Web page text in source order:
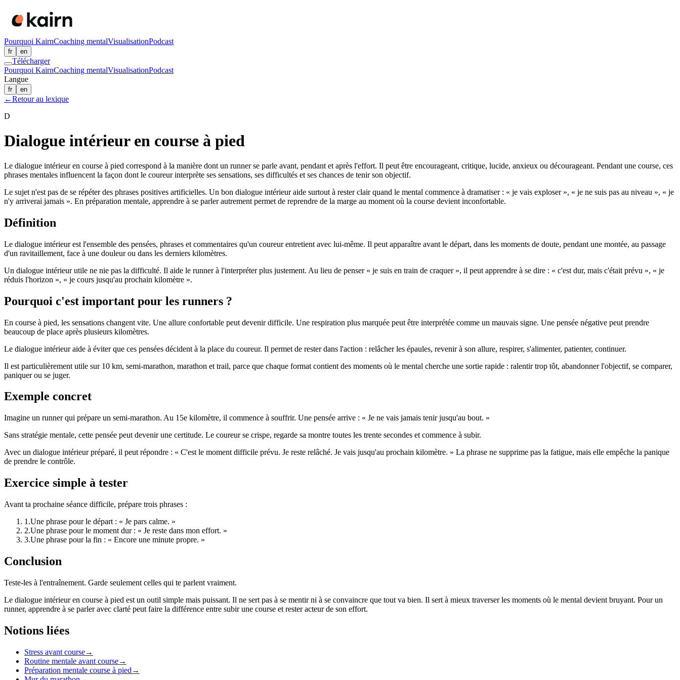
Pourquoi KairnCoaching mentalVisualisationPodcast
fr en
Télécharger
Pourquoi KairnCoaching mentalVisualisationPodcast
Langue
fr en
←Retour au lexique
D
Dialogue intérieur en course à pied
Le dialogue intérieur en course à pied correspond à la manière dont un runner se parle avant, pendant et après l'effort. Il peut être encourageant, critique, lucide, anxieux ou décourageant. Pendant une course, ces
phrases mentales influencent la façon dont le coureur interprète ses sensations, ses difficultés et ses chances de tenir son objectif.
Le sujet n'est pas de se répéter des phrases positives artificielles. Un bon dialogue intérieur aide surtout à rester clair quand le mental commence à dramatiser : « je vais exploser », « je ne suis pas au niveau », « je
n'y arriverai jamais ». En préparation mentale, apprendre à se parler autrement permet de reprendre de la marge au moment où la course devient inconfortable.
Définition
Le dialogue intérieur est l'ensemble des pensées, phrases et commentaires qu'un coureur entretient avec lui-même. Il peut apparaître avant le départ, dans les moments de doute, pendant une montée, au passage
d'un ravitaillement, face à une douleur ou dans les derniers kilomètres.
Un dialogue intérieur utile ne nie pas la difficulté. Il aide le runner à l'interpréter plus justement. Au lieu de penser « je suis en train de craquer », il peut apprendre à se dire : « c'est dur, mais c'était prévu », « je
réduis l'horizon », « je cours jusqu'au prochain kilomètre ».
Pourquoi c'est important pour les runners ?
En course à pied, les sensations changent vite. Une allure confortable peut devenir difficile. Une respiration plus marquée peut être interprétée comme un mauvais signe. Une pensée négative peut prendre
beaucoup de place après plusieurs kilomètres.
Le dialogue intérieur aide à éviter que ces pensées décident à la place du coureur. Il permet de rester dans l'action : relâcher les épaules, revenir à son allure, respirer, s'alimenter, patienter, continuer.
Il est particulièrement utile sur 10 km, semi-marathon, marathon et trail, parce que chaque format contient des moments où le mental cherche une sortie rapide : ralentir trop tôt, abandonner l'objectif, se comparer,
paniquer ou se juger.
Exemple concret
Imagine un runner qui prépare un semi-marathon. Au 15e kilomètre, il commence à souffrir. Une pensée arrive : « Je ne vais jamais tenir jusqu'au bout. »
Sans stratégie mentale, cette pensée peut devenir une certitude. Le coureur se crispe, regarde sa montre toutes les trente secondes et commence à subir.
Avec un dialogue intérieur préparé, il peut répondre : « C'est le moment difficile prévu. Je reste relâché. Je vais jusqu'au prochain kilomètre. » La phrase ne supprime pas la fatigue, mais elle empêche la panique
de prendre le contrôle.
Exercice simple à tester
Avant ta prochaine séance difficile, prépare trois phrases :
1 .Une phrase pour le départ : « Je pars calme. »
2.Une phrase pour le moment dur : « Je reste dans mon effort. »
3.Une phrase pour la fin : « Encore une minute propre. »
Conclusion
Teste-les à l'entraînement. Garde seulement celles qui te parlent vraiment.
Le dialogue intérieur en course à pied est un outil simple mais puissant. Il ne sert pas à se mentir ni à se convaincre que tout va bien. Il sert à mieux traverser les moments où le mental devient bruyant. Pour un
runner, apprendre à se parler avec clarté peut faire la différence entre subir une course et rester acteur de son effort.
Notions liées
Stress avant course→
Routine mentale avant course→
Préparation mentale course à pied →